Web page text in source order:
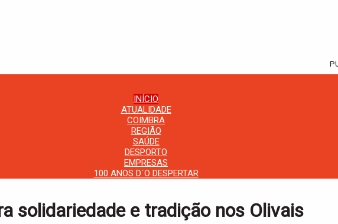
INÍCIO
ATUALIDADE
COIMBRA
REGIÃO
SAÚDE
DESPORTO
EMPRESAS
100 ANOS D´O DESPERTAR
solidariedade e tradição nos Olivais